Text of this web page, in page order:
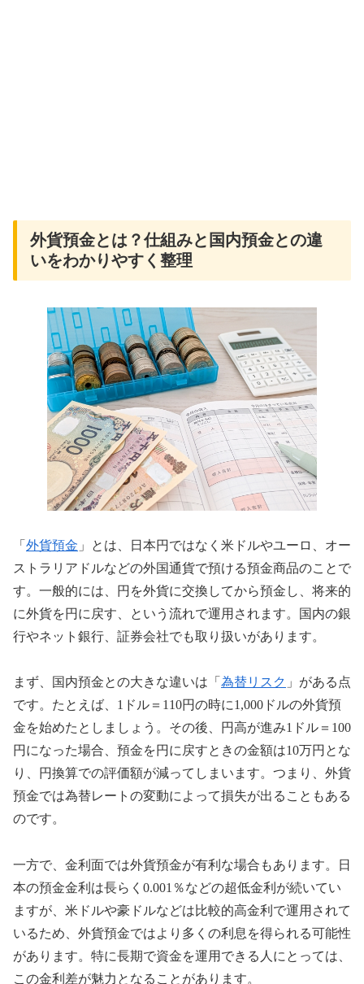
外貨預金とは？仕組みと国内預金との違
いをわかりやすく整理
「 外貨預金 」とは、日本円ではなく米ドルやユーロ、オー
ストラリアドルなどの外国通貨で預ける預金商品のことで
す。一般的には、円を外貨に交換してから預金し、将来的
に外貨を円に戻す、という流れで運用されます。国内の銀
行やネット銀行、証券会社でも取り扱いがあります。
まず、国内預金との大きな違いは「 為替リスク 」がある点
です。たとえば、1ドル＝110円の時に1,000ドルの外貨預
金を始めたとしましょう。その後、円高が進み1ドル＝100
円になった場合、預金を円に戻すときの金額は10万円とな
り、円換算での評価額が減ってしまいます。つまり、外貨
預金では為替レートの変動によって損失が出ることもある
のです。
一方で、金利面では外貨預金が有利な場合もあります。日
本の預金金利は長らく0.001％などの超低金利が続いてい
ますが、米ドルや豪ドルなどは比較的高金利で運用されて
いるため、外貨預金ではより多くの利息を得られる可能性
があります。特に長期で資金を運用できる人にとっては、
この金利差が魅力となることがあります。